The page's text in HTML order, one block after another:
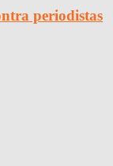
periodistas